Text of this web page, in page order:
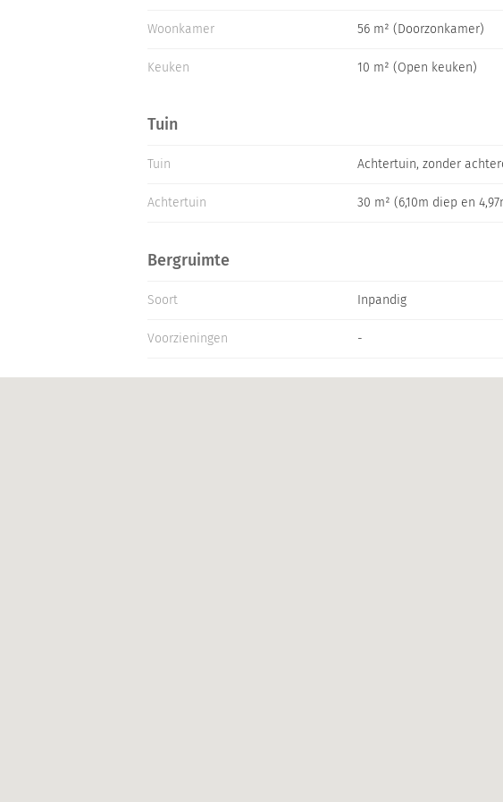
Woonkamer 56 m² (Doorzonkamer)
Keuken 10 m² (Open keuken)
Tuin
Tuin Achtertuin, zonder
Achtertuin 30 m² (6,10m diep en
Bergruimte
Soort Inpandig
Voorzieningen -